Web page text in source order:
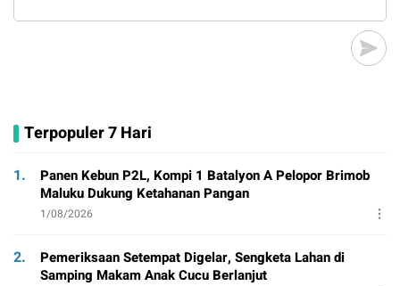
Terpopuler 7 Hari
1.
Panen Kebun P2L, Kompi 1 Batalyon A Pelopor Brimob
Maluku Dukung Ketahanan Pangan
1/08/2026
2.
Pemeriksaan Setempat Digelar, Sengketa Lahan di
Samping Makam Anak Cucu Berlanjut